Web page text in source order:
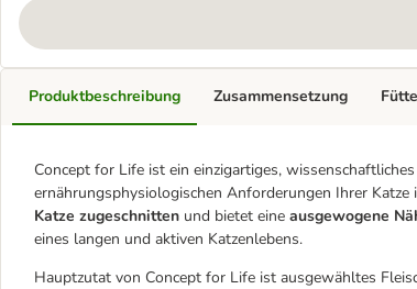
Produktbeschreibung
Concept for Life ist ein einzigartiges,
ernährungsphysiologischen Anforderungen Ihrer
Katze zugeschnitten und bietet eine ausgewogene
eines langen und aktiven Katzenlebens.
Hauptzutat von Concept for Life ist ausgewähltes
Zusammensetzung